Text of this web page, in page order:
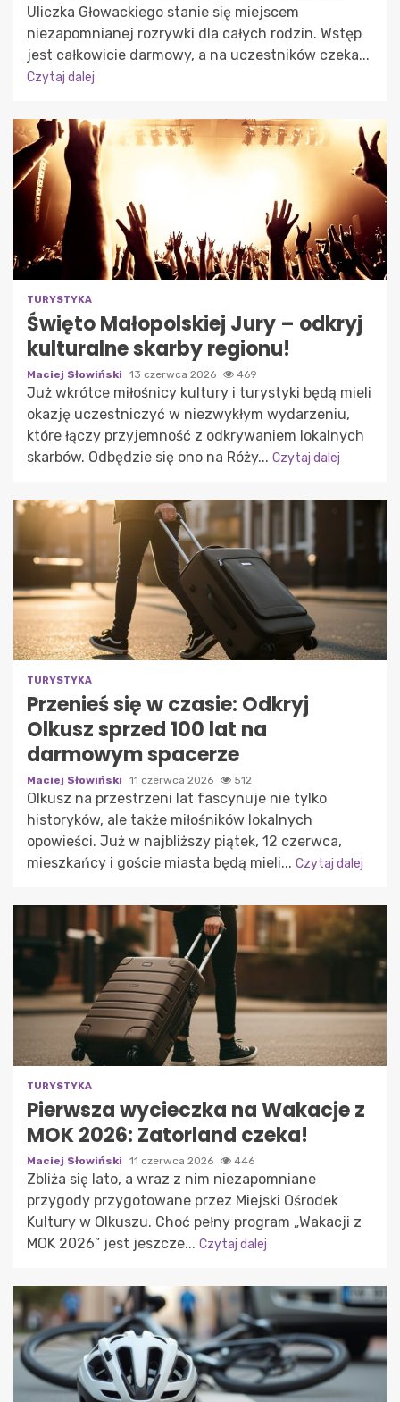
Uliczka Głowackiego stanie się miejscem
niezapomnianej rozrywki dla całych rodzin. Wstęp
jest całkowicie darmowy, a na uczestników czeka...
Czytaj dalej
TURYSTYKA
Święto Małopolskiej Jury – odkryj
kulturalne skarby regionu!
Maciej Słowiński 13 czerwca 2026 469
Już wkrótce miłośnicy kultury i turystyki będą mieli
okazję uczestniczyć w niezwykłym wydarzeniu,
które łączy przyjemność z odkrywaniem lokalnych
skarbów. Odbędzie się ono na Róży... Czytaj dalej
TURYSTYKA
Przenieś się w czasie: Odkryj
Olkusz sprzed 100 lat na
darmowym spacerze
Maciej Słowiński 11 czerwca 2026 512
Olkusz na przestrzeni lat fascynuje nie tylko
historyków, ale także miłośników lokalnych
opowieści. Już w najbliższy piątek, 12 czerwca,
mieszkańcy i goście miasta będą mieli... Czytaj dalej
TURYSTYKA
Pierwsza wycieczka na Wakacje z
MOK 2026: Zatorland czeka!
Maciej Słowiński 11 czerwca 2026 446
Zbliża się lato, a wraz z nim niezapomniane
przygody przygotowane przez Miejski Ośrodek
Kultury w Olkuszu. Choć pełny program „Wakacji z
MOK 2026” jest jeszcze... Czytaj dalej